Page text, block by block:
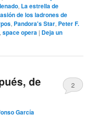
, La estrella de
de los ladrones de
, Pandora's Star, Peter F.
,space opera | Deja un
de
García
2